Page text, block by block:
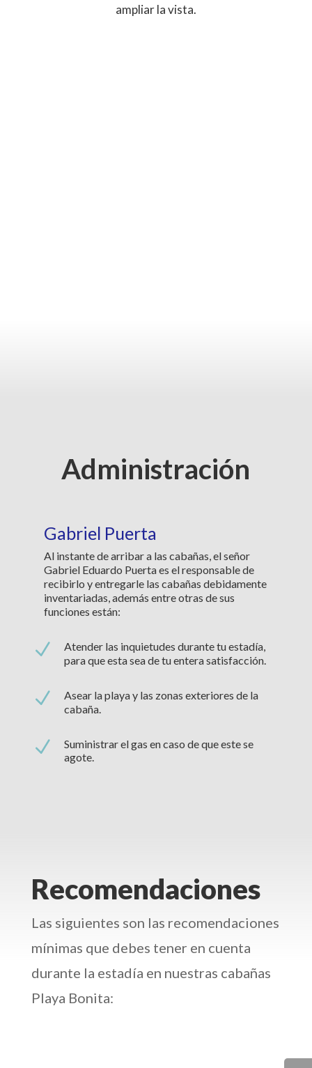
ampliar la vista.
Administración
Gabriel Puerta
Al instante de arribar a las cabañas, el señor
Gabriel Eduardo Puerta es el responsable de
recibirlo y entregarle las cabañas debidamente
inventariadas, además entre otras de sus
funciones están:
N
Atender las inquietudes durante tu estadía,
para que esta sea de tu entera satisfacción.
N
Asear la playa y las zonas exteriores de la
cabaña.
N
Suministrar el gas en caso de que este se
agote.
Recomendaciones
Las siguientes son las recomendaciones
mínimas que debes tener en cuenta
durante la estadía en nuestras cabañas
Playa Bonita: